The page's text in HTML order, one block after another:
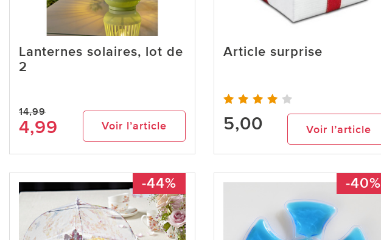
Lanternes solaires, lot de
2
14,99
4,99 Voir l’article
Article surprise
5,00 Voir l’article
-44% -40%